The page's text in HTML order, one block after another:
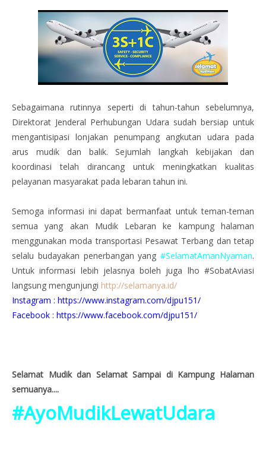
Sebagaimana rutinnya seperti di tahun-tahun sebelumnya,
Direktorat Jenderal Perhubungan Udara sudah bersiap untuk
mengantisipasi lonjakan penumpang angkutan udara pada
arus mudik dan balik. Sejumlah langkah kebijakan dan
koordinasi telah dirancang untuk meningkatkan kualitas
pelayanan masyarakat pada lebaran tahun ini.
Semoga informasi ini dapat bermanfaat untuk teman-teman
semua yang akan Mudik Lebaran ke kampung halaman
menggunakan moda transportasi Pesawat Terbang dan tetap
selalu budayakan penerbangan yang #SelamatAmanNyaman.
Untuk informasi lebih jelasnya boleh juga lho #SobatAviasi
langsung mengunjungi http://selamanya.id/
Instagram : https://www.instagram.com/djpu151/
Facebook : https://www.facebook.com/djpu151/
Selamat Mudik dan Selamat Sampai di Kampung Halaman
semuanya....
#AyoMudikLewatUdara